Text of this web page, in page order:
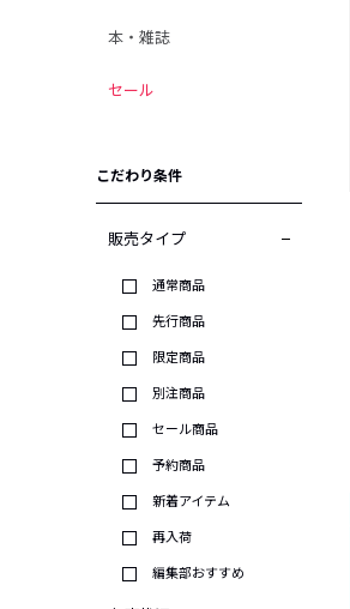
本・雑誌
セール
こだわり条件
販売タイプ
通常商品
先行商品
限定商品
別注商品
セール商品
予約商品
新着アイテム
再入荷
編集部おすすめ
プリントTシャツ